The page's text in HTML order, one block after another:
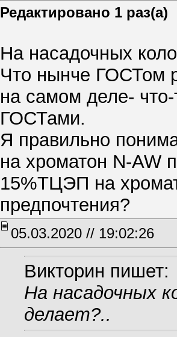
Редактировано 1 раз(а)
На насадочных
Что нынче ГОСТом
на самом деле- что-
ГОСТами.
Я правильно
на хроматон N-AW
15%ТЦЭП на
предпочтения?
05.03.2020 // 19:02:26
Викторин пишет:
На насадочных
делает?..